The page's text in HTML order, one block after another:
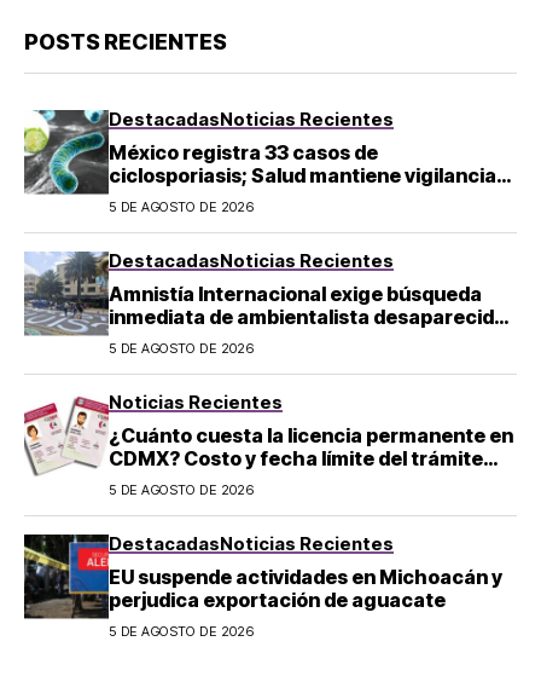
POSTS RECIENTES
DestacadasNoticias Recientes
México registra 33 casos de
ciclosporiasis; Salud mantiene vigilancia
epidemiológica
5 DE AGOSTO DE 2026
DestacadasNoticias Recientes
Amnistía Internacional exige búsqueda
inmediata de ambientalista desaparecido
en Michoacán
5 DE AGOSTO DE 2026
Noticias Recientes
¿Cuánto cuesta la licencia permanente en
CDMX? Costo y fecha límite del trámite
2026
5 DE AGOSTO DE 2026
DestacadasNoticias Recientes
EU suspende actividades en Michoacán y
perjudica exportación de aguacate
5 DE AGOSTO DE 2026